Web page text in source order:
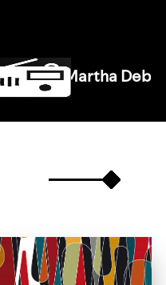
Martha Debayle